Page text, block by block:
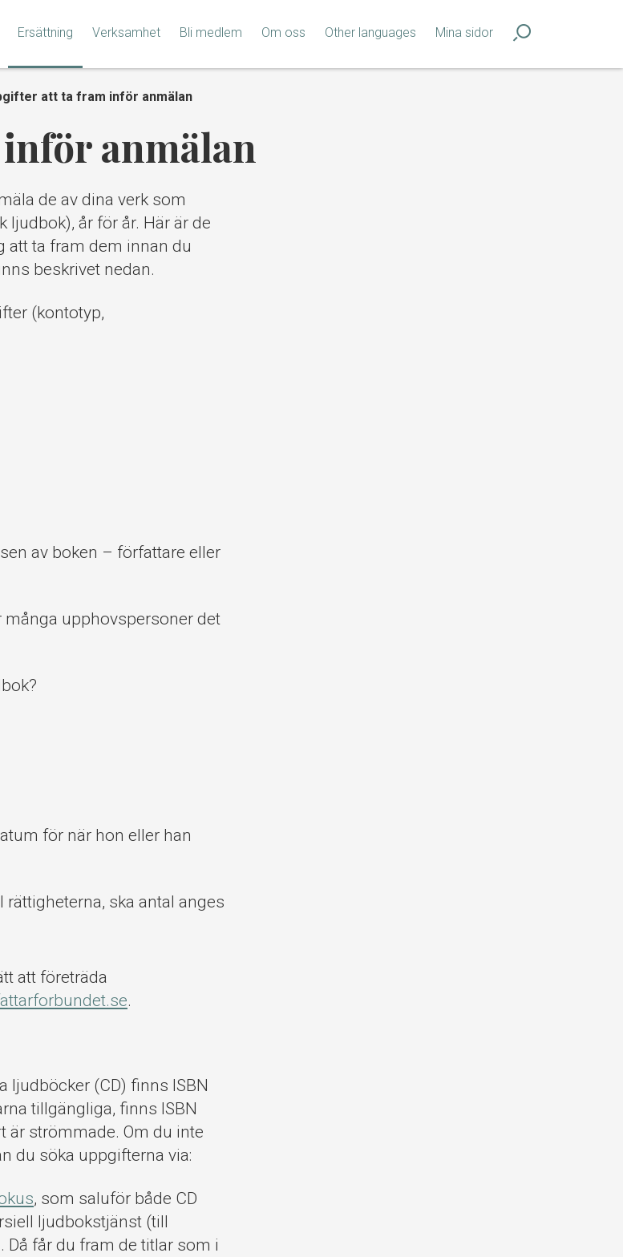
Ersättning Verksamhet Bli medlem Om oss Other languages Mina sidor
att ta fram inför anmälan
anmälan
de av dina verk som
år för år. Här är de
att ta fram dem innan du
beskrivet nedan.
(kontotyp,
av boken – författare eller
många upphovspersoner det
för när hon eller han
rättigheterna, ska antal anges
att företräda
.
ljudböcker (CD) finns ISBN
tillgängliga, finns ISBN
är strömmade. Om du inte
du söka uppgifterna via:
, som saluför både CD
ljudbokstjänst (till
Då får du fram de titlar som i